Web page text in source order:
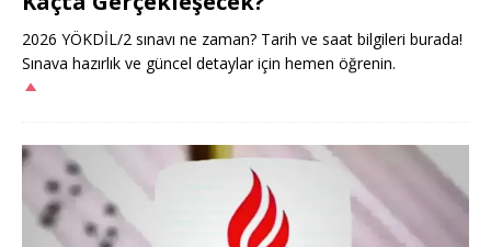
2026 YÖKDİL/2 sınavı ne zaman? Tarih ve saat bilgileri burada!
Sınava hazırlık ve güncel detaylar için hemen öğrenin.